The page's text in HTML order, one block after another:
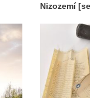
Nizozemí